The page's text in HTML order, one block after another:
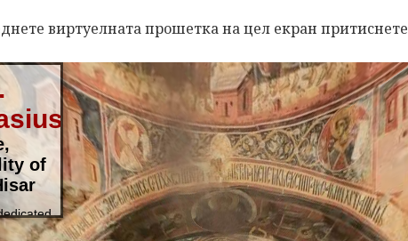
виртуелната прошетка на цел екран притиснете